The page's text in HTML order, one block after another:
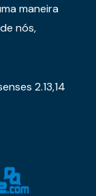
maneira
nós,
2.13,14